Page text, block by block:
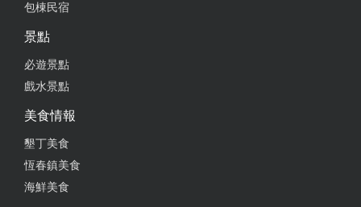
包棟民宿
景點
必遊景點
戲水景點
美食情報
墾丁美食
恆春鎮美食
海鮮美食